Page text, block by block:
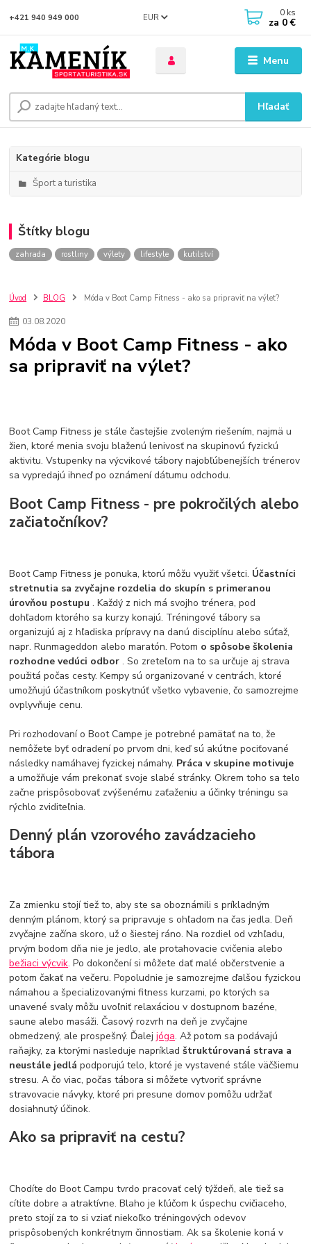
Menu
EUR
Hľadať
+421 940 949 000 0 ks
za 0 €
Kategórie blogu
Šport a turistika
Štítky blogu
zahrada rostliny výlety lifestyle kutilství
Úvod BLOG Móda v Boot Camp Fitness - ako sa pripraviť na výlet?
03.08.2020
Móda v Boot Camp Fitness - ako
sa pripraviť na výlet?
Boot Camp Fitness je stále častejšie zvoleným riešením, najmä u
žien, ktoré menia svoju blaženú lenivosť na skupinovú fyzickú
aktivitu. Vstupenky na výcvikové tábory najobľúbenejších trénerov
sa vypredajú ihneď po oznámení dátumu odchodu.
Boot Camp Fitness - pre pokročilých alebo
začiatočníkov?
Boot Camp Fitness je ponuka, ktorú môžu využiť všetci. Účastníci
stretnutia sa zvyčajne rozdelia do skupín s primeranou
úrovňou postupu. Každý z nich má svojho trénera, pod
dohľadom ktorého sa kurzy konajú. Tréningové tábory sa
organizujú aj z hľadiska prípravy na danú disciplínu alebo súťaž,
napr. Runmageddon alebo maratón. Potom o spôsobe školenia
rozhodne vedúci odbor. So zreteľom na to sa určuje aj strava
použitá počas cesty. Kempy sú organizované v centrách, ktoré
umožňujú účastníkom poskytnúť všetko vybavenie, čo samozrejme
ovplyvňuje cenu.
Pri rozhodovaní o Boot Campe je potrebné pamätať na to, že
nemôžete byť odradení po prvom dni, keď sú akútne pociťované
následky namáhavej fyzickej námahy. Práca v skupine motivuje
a umožňuje vám prekonať svoje slabé stránky. Okrem toho sa telo
začne prispôsobovať zvýšenému zaťaženiu a účinky tréningu sa
rýchlo zviditeľnia.
Denný plán vzorového zavádzacieho
tábora
Za zmienku stojí tiež to, aby ste sa oboznámili s príkladným
denným plánom, ktorý sa pripravuje s ohľadom na čas jedla. Deň
zvyčajne začína skoro, už o šiestej ráno. Na rozdiel od vzhľadu,
prvým bodom dňa nie je jedlo, ale protahovacie cvičenia alebo
bežiaci výcvik. Po dokončení si môžete dať malé občerstvenie a
potom čakať na večeru. Popoludnie je samozrejme ďalšou fyzickou
námahou a špecializovanými fitness kurzami, po ktorých sa
unavené svaly môžu uvoľniť relaxáciou v dostupnom bazéne,
saune alebo masáži. Časový rozvrh na deň je zvyčajne
obmedzený, ale prospešný. Ďalejjóga. Až potom sa podávajú
raňajky, za ktorými nasleduje napríkladštruktúrovaná strava a
neustále jedlápodporujú telo, ktoré je vystavené stále väčšiemu
stresu. A čo viac, počas tábora si môžete vytvoriť správne
stravovacie návyky, ktoré pri presune domov pomôžu udržať
dosiahnutý účinok.
Ako sa pripraviť na cestu?
Chodíte do Boot Campu tvrdo pracovať celý týždeň, ale tiež sa
cítite dobre a atraktívne. Blaho je kľúčom k úspechu cvičiaceho,
preto stojí za to si vziať niekoľko tréningových odevov
prispôsobených konkrétnym činnostiam. Ak sa školenie koná v